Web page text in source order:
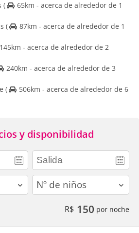
(
65km - acerca de alrededor de 1
(
87km - acerca de alrededor de 1
145km - acerca de alrededor de 2
240km - acerca de alrededor de 3
(
506km - acerca de alrededor de 6
y disponibilidad
children
R$ 150 por noche